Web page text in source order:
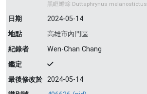
黑眶蟾蜍 Duttaphrynus melanostictus
日期
2024-05-14
地點
高雄市內門區
紀錄者
Wen-Chan Chang
鑑定
最後修改於 2024-05-14